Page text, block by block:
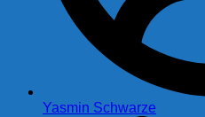
Yasmin Schwarze